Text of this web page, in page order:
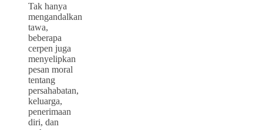
Tak hanya
mengandalkan
tawa,
beberapa
cerpen juga
menyelipkan
pesan moral
tentang
persahabatan,
keluarga,
penerimaan
diri, dan